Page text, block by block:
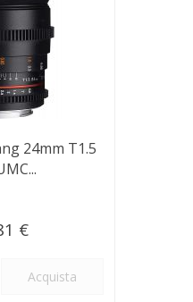
24mm T1.5
€
Acquista